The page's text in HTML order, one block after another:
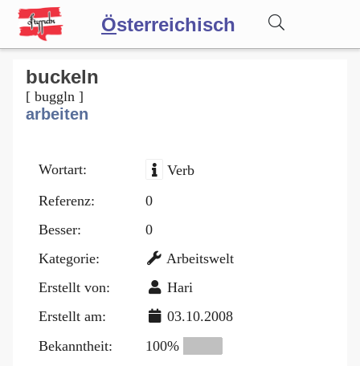
Österreichisch
Wörterbuch
Forum
Blog
buckeln
[ buggln ]
arbeiten
Wortart:
Verb
Referenz:
0
Besser:
0
Kategorie:
Arbeitswelt
Erstellt von:
Hari
Erstellt am:
03.10.2008
Bekanntheit:
100%